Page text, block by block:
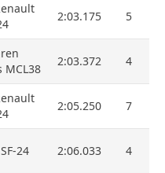
2:03.175 5
MCL38
2:03.372 4
2:05.250 7
24 2:06.033 4